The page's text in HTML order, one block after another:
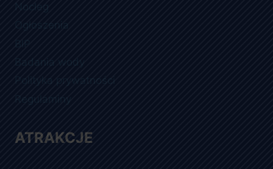
Nocleg
Ogłoszenia
BIP
Badania wody
Polityka prywatności
Regulaminy
ATRAKCJE